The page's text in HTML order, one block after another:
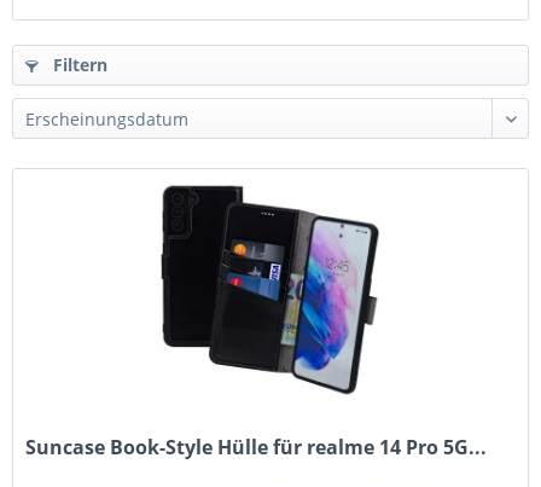
Filtern
Suncase Book-Style Hülle für realme 14 Pro 5G...